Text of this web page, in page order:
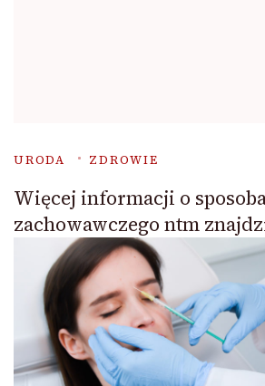
URODA ZDROWIE
Więcej informacji o
zachowawczego ntm